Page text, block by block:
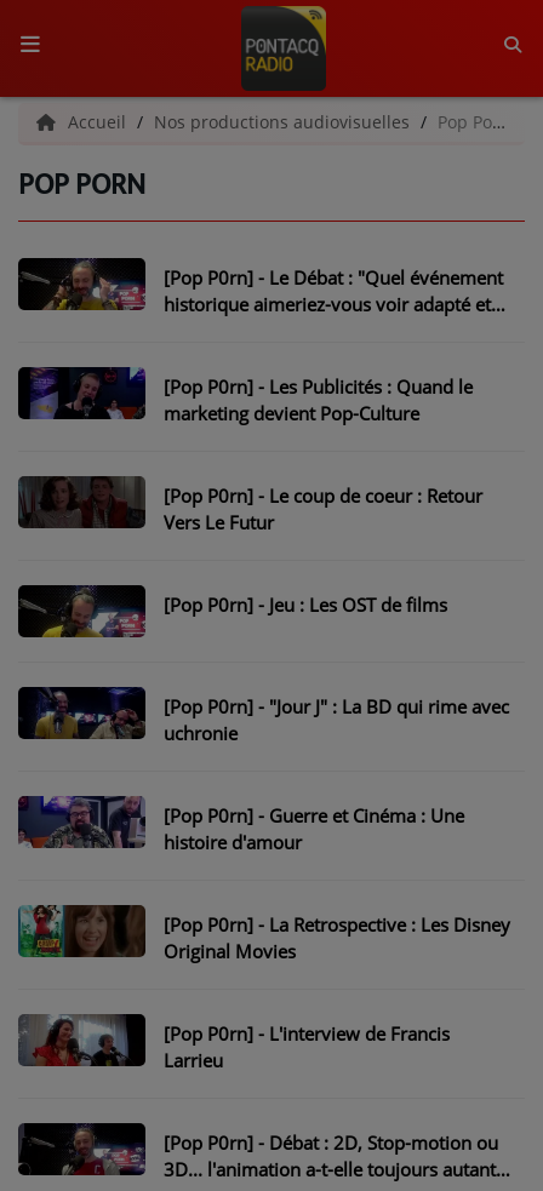
ACCUEIL
RADIO
L'ÉQUIPE
C'ÉTAIT QUOI CE TITRE ?
PODCASTS - SAISON 2026/2027
ARCHIVES - SAISONS PASSÉES
PHOTOS
VOTRE PUBLICITÉ SUR PONTACQ RADIO
ÉDUCATION AUX MÉDIAS ET À
ÉCOUTEZ LES PRODUCTIONS
PARTICIPEZ
JEUX CONCOURS
Accueil Nos productions audiovisuelles Pop Porn
POP PORN
[Pop P0rn] - Le Débat : "Quel événement
historique aimeriez-vous voir adapté et
[Pop P0rn] - Les Publicités : Quand le
marketing devient Pop-Culture
[Pop P0rn] - Le coup de coeur : Retour
Vers Le Futur
[Pop P0rn] - Jeu : Les OST de films
[Pop P0rn] - "Jour J" : La BD qui rime avec
uchronie
[Pop P0rn] - Guerre et Cinéma : Une
histoire d'amour
[Pop P0rn] - La Retrospective : Les Disney
Original Movies
[Pop P0rn] - L'interview de Francis
Larrieu
[Pop P0rn] - Débat : 2D, Stop-motion ou
3D... l'animation a-t-elle toujours autant